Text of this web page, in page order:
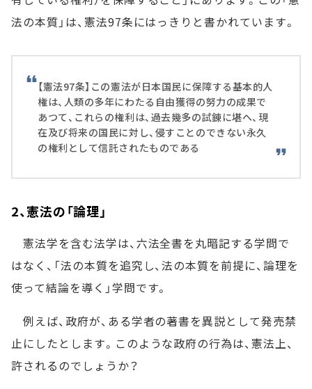
法の本質」は、憲法97条にはっきりと書かれています。
【憲法97条】この憲法が日本国民に保障する基本的人
権は、人類の多年にわたる自由獲得の努力の成果で
あつて、これらの権利は、過去幾多の試錬に堪へ、現
在及び将来の国民に対し、侵すことのできない永久
の権利として信託されたものである
2、憲法の「論理」
憲法学を含む法学は、六法全書を丸暗記する学問で
はなく、「法の本質を追究し、法の本質を前提に、論理を
使って結論を導く」学問です。
例えば、政府が、ある学者の著書を異説として発売禁
止にしたとします。このような政府の行為は、憲法上、
許されるのでしょうか？